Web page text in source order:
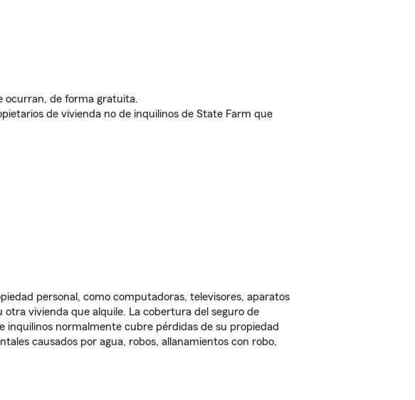
ocurran, de forma gratuita.
de vivienda no de inquilinos de State Farm que
personal, como computadoras, televisores, aparatos
vivienda que alquile. La cobertura del seguro de
inquilinos normalmente cubre pérdidas de su propiedad
causados por agua, robos, allanamientos con robo,